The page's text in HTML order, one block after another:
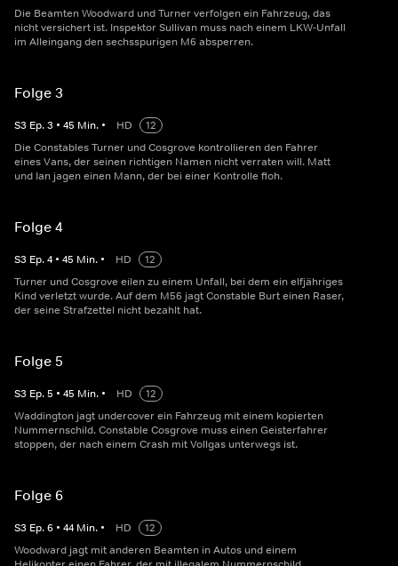
Die Beamten Woodward und Turner verfolgen ein Fahrzeug, das
nicht versichert ist. Inspektor Sullivan muss nach einem LKW-Unfall
im Alleingang den sechsspurigen M6 absperren.
Folge 3
S3 Ep.3 • 45 Min. • HD
12
Die Constables Turner und Cosgrove kontrollieren den Fahrer
eines Vans, der seinen richtigen Namen nicht verraten will. Matt
und Ian jagen einen Mann, der bei einer Kontrolle floh.
Folge 4
S3 Ep.4 • 45 Min. • HD
12
Turner und Cosgrove eilen zu einem Unfall, bei dem ein elfjähriges
Kind verletzt wurde. Auf dem M56 jagt Constable Burt einen Raser,
der seine Strafzettel nicht bezahlt hat.
Folge 5
S3 Ep.5 • 45 Min. • HD
12
Waddington jagt undercover ein Fahrzeug mit einem kopierten
Nummernschild. Constable Cosgrove muss einen Geisterfahrer
stoppen, der nach einem Crash mit Vollgas unterwegs ist.
Folge 6
S3 Ep.6 • 44 Min. • HD
12
Woodward jagt mit anderen Beamten in Autos und einem